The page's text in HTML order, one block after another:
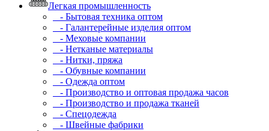
Легкая промышленность
- Бытовая техника оптом
- Галантерейные изделия оптом
- Меховые компании
- Нетканые материалы
- Нитки, пряжа
- Обувные компании
- Одежда оптом
- Производство и оптовая продажа часов
- Производство и продажа тканей
- Спецодежда
- Швейные фабрики